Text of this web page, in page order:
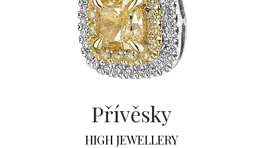
Přívěsky
HIGH JEWELLERY